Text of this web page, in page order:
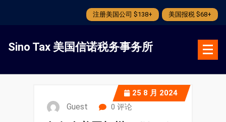
注册美国公司 $138+ 美国报税 $68+
Sino Tax 美国信诺税务事务所
25 8 月 2024
Guest 0 评论